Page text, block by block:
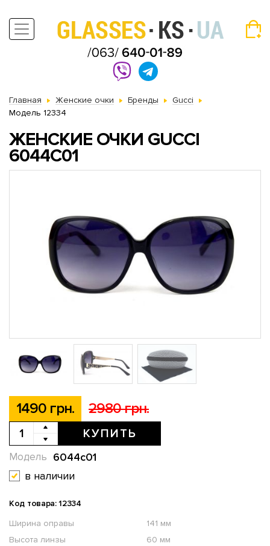
Главная Женские очки Бренды
Gucci
Модель 12334
ЖЕНСКИЕ ОЧКИ GUCCI
6044C01
1490 грн. 2980 грн.
КУПИТЬ
6044c01
Модель
в наличии
Код товара: 12334
Ширина оправы
141 мм
Высота линзы
60 мм